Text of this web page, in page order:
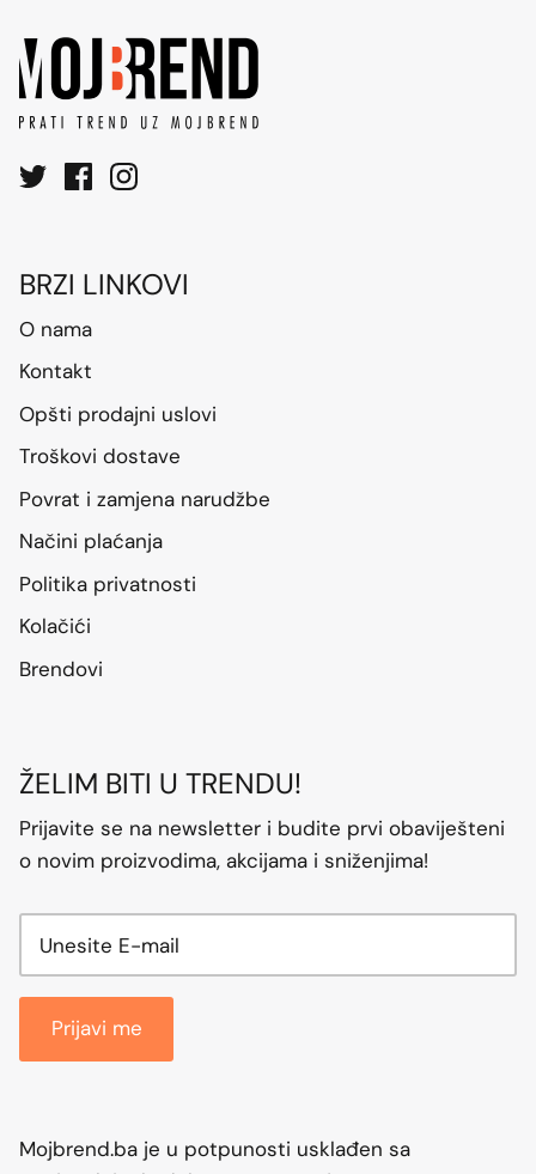
BRZI LINKOVI
O nama
Kontakt
Opšti prodajni uslovi
Troškovi dostave
Povrat i zamjena narudžbe
Načini plaćanja
Politika privatnosti
Kolačići
Brendovi
ŽELIM BITI U TRENDU!
Prijavite se na newsletter i budite prvi obaviješteni
o novim proizvodima, akcijama i sniženjima!
Prijavi me
Mojbrend.ba je u potpunosti usklađen sa